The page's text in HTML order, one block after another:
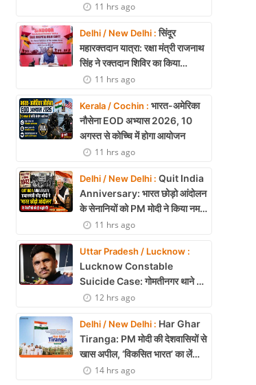
11 hrs ago
Delhi / New Delhi :सिंदूर
महारक्तदान यात्रा: रक्षा मंत्री राजनाथ
सिंह ने रक्तदान शिविर का किया
उद्घाटन11 hrs ago
Kerala / Cochin : भारत-अमेरिका
नौसेना EOD अभ्यास 2026, 10
अगस्त से कोच्चि में होगा आयोजन
11 hrs ago
Delhi / New Delhi : Quit India
Anniversary: भारत छोड़ो आंदोलन
के सेनानियों को PM मोदी ने किया नमन,
बताया प्रेरणा का स्रोत
11 hrs ago
Uttar Pradesh / Lucknow :
Lucknow Constable
Suicide Case: गोमतीनगर थाने की
बैरक में सिपाही ने फंदे से लटककर दी
12 hrs ago
Delhi / New Delhi : Har Ghar
Tiranga: PM मोदी की देशवासियों से
खास अपील, ‘विकसित भारत’ का लें
संकल्प14 hrs ago